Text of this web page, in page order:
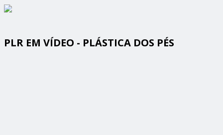
PLR EM VÍDEO - PLÁSTICA DOS PÉS